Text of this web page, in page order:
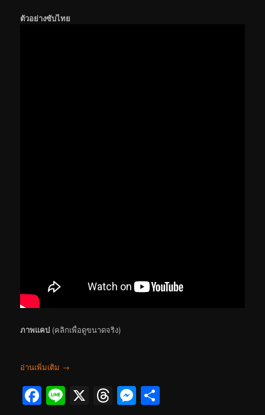
ตัวอย่างซับไทย
ภาพแคป (คลิกเพื่อดูขนาดจริง)
อ่านเพิ่มเติม →
Facebook
Line
X Threads
Messenger